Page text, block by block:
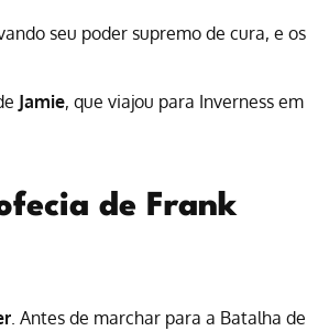
seu poder supremo de cura, e os
Jamie, que viajou para Inverness em
de Frank
. Antes de marchar para a Batalha de